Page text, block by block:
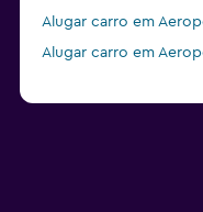
Alugar carro em
Alugar carro em